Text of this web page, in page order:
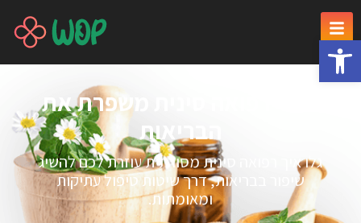
פתח סרגל נגישות
כיצד רפואה סינית משפרת את
הבריאות
גלו איך רפואה סינית מסורתית עוזרת לכם להשיג
שיפור בבריאות, דרך שיטות טיפול עתיקות
ומאומתות.